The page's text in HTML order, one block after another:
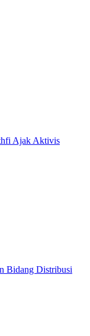
Ajak Aktivis
Bidang Distribusi